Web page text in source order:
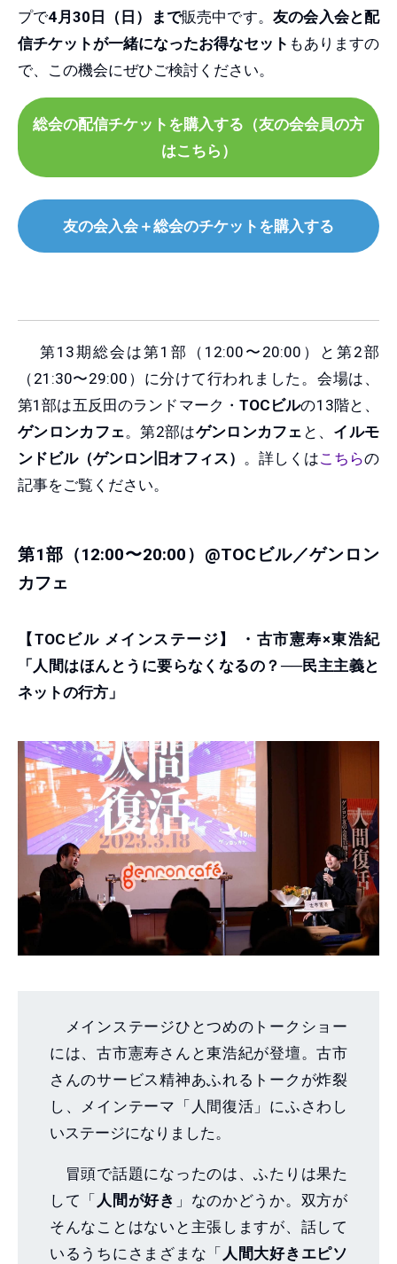
プで4月30日（日）まで販売中です。 友の会入会と配
信チケットが一緒になったお得なセット もありますの
で、この機会にぜひご検討ください。
総会の配信チケットを購入する（友の会会員の方
はこちら）
友の会入会＋総会のチケットを購入する
第13期総会は第1部（12:00〜20:00）と第2部
（21:30〜29:00）に分けて行われました。会場は、
第1部は五反田のランドマーク・TOCビルの13階と、
ゲンロンカフェ。第2部はゲンロンカフェ と、 イルモ
ンドビル（ゲンロン旧オフィス） 。詳しくはこちらの
記事をご覧ください。
第1部（12:00〜20:00）@TOCビル／ゲンロン
カフェ
【TOCビル メインステージ】
・古市憲寿×東浩紀
「人間はほんとうに要らなくなるの？──民主主義と
ネットの行方」
メインステージひとつめのトークショー
には、古市憲寿さんと東浩紀が登壇。古市
さんのサービス精神あふれるトークが炸裂
し、メインテーマ「人間復活」にふさわし
いステージになりました。
冒頭で話題になったのは、ふたりは果た
して「 人間が好き 」なのかどうか。双方が
そんなことはないと主張しますが、話して
いるうちにさまざまな「 人間大好きエピソ